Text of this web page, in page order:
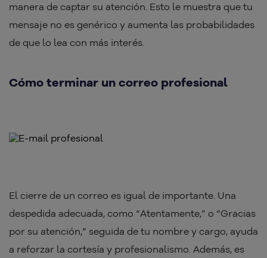
manera de captar su atención. Esto le muestra que tu
mensaje no es genérico y aumenta las probabilidades
de que lo lea con más interés.
Cómo terminar un correo profesional
El cierre de un correo es igual de importante. Una
despedida adecuada, como “Atentamente,” o “Gracias
por su atención,” seguida de tu nombre y cargo, ayuda
a reforzar la cortesía y profesionalismo. Además, es